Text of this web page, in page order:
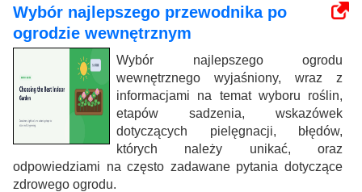
Wybór najlepszego przewodnika po
ogrodzie wewnętrznym
Wybór najlepszego ogrodu
wewnętrznego wyjaśniony, wraz z
informacjami na temat wyboru roślin,
etapów sadzenia, wskazówek
dotyczących pielęgnacji, błędów,
których należy unikać, oraz
odpowiedziami na często zadawane pytania dotyczące
zdrowego ogrodu.